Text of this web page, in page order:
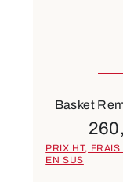
6
Basket
PRIX HT,
EN SUS